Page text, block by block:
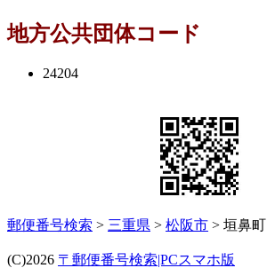
地方公共団体コード
24204
郵便番号検索 > 三重県 > 松阪市 > 垣鼻町
(C)2026 〒郵便番号検索|PCスマホ版